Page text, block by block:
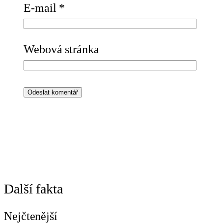
E-mail *
Webová stránka
Další fakta
Nejčtenější